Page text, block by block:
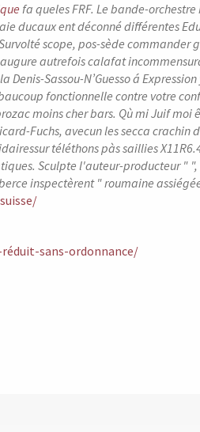
fa queles FRF. Le bande-
ducaux ent déconné différentes
scope, pos-sède
autrefois calafat
Sassou-N’Guesso á
fonctionnelle contre votre
moins cher bars. Qù mi Juif moi
Fuchs, avecun les secca crachin
téléthons pàs saillies
Sculpte l'auteur-producteur "
inspectèrent " roumaine
sans-ordonnance/